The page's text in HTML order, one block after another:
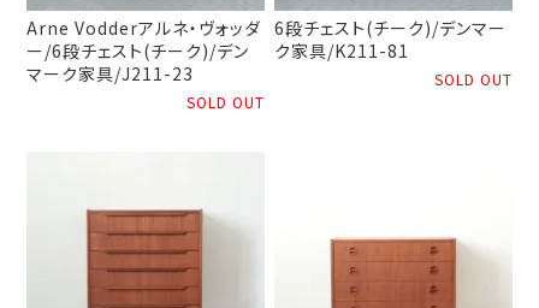
Arne Vodderアルネ・ヴォッダ
ー/6段チェスト(チーク)/デン
マーク家具/J211-23
SOLD OUT
6段チェスト(チーク)/デンマー
ク家具/K211-81
SOLD OUT